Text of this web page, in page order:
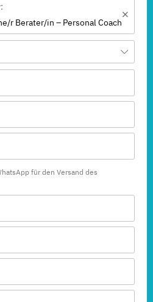
r Berater/in – Personal Coach
für den Versand des